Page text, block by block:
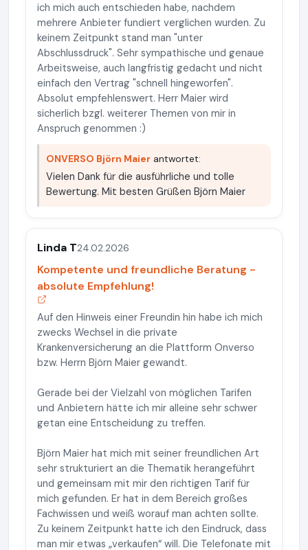
ich mich auch entschieden habe, nachdem
mehrere Anbieter fundiert verglichen wurden. Zu
keinem Zeitpunkt stand man "unter
Abschlussdruck". Sehr sympathische und genaue
Arbeitsweise, auch langfristig gedacht und nicht
einfach den Vertrag "schnell hingeworfen".
Absolut empfehlenswert. Herr Maier wird
sicherlich bzgl. weiterer Themen von mir in
Anspruch genommen :)
ONVERSO Björn Maier antwortet:
Vielen Dank für die ausführliche und tolle
Bewertung. Mit besten Grüßen Björn Maier
Linda T24.02.2026
Kompetente und freundliche Beratung -
absolute Empfehlung!
Auf den Hinweis einer Freundin hin habe ich mich
zwecks Wechsel in die private
Krankenversicherung an die Plattform Onverso
bzw. Herrn Björn Maier gewandt.
Gerade bei der Vielzahl von möglichen Tarifen
und Anbietern hätte ich mir alleine sehr schwer
getan eine Entscheidung zu treffen.
Björn Maier hat mich mit seiner freundlichen Art
sehr strukturiert an die Thematik herangeführt
und gemeinsam mit mir den richtigen Tarif für
mich gefunden. Er hat in dem Bereich großes
Fachwissen und weiß worauf man achten sollte.
Zu keinem Zeitpunkt hatte ich den Eindruck, dass
man mir etwas „verkaufen“ will. Die Telefonate mit